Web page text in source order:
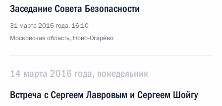
Заседание Совета Безопасности
31 марта 2016 года, 16:10
Московская область, Ново-Огарёво
14 марта 2016 года, понедельник
Встреча с Сергеем Лавровым и Сергеем Шойгу